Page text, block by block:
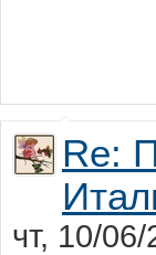
Re:
чт, 10/